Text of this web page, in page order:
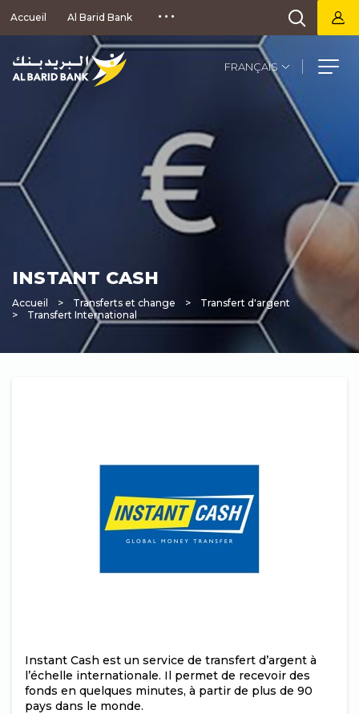
au
contenu
principal
Accueil Al Barid Bank
Select
INSTANT CASH
Fil
Accueil Transferts et change
Transfert d'argent
Transfert International
Instant Cash est un service de transfert d’argent à
l’échelle internationale. Il permet de recevoir des
fonds en quelques minutes, à partir de plus de 90
pays dans le monde.